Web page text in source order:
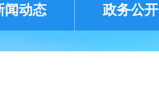
闻动态 政务公开